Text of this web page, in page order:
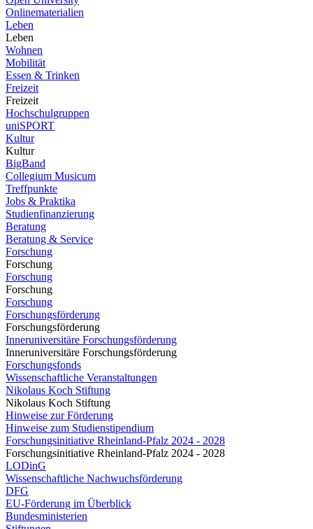
Onlinematerialien
Leben
Leben
Wohnen
Mobilität
Essen & Trinken
Freizeit
Freizeit
Hochschulgruppen
uniSPORT
Kultur
Kultur
BigBand
Collegium Musicum
Treffpunkte
Jobs & Praktika
Studienfinanzierung
Beratung
Beratung & Service
Forschung
Forschung
Forschung
Forschung
Forschung
Forschungsförderung
Forschungsförderung
Inneruniversitäre Forschungsförderung
Inneruniversitäre Forschungsförderung
Forschungsfonds
Wissenschaftliche Veranstaltungen
Nikolaus Koch Stiftung
Nikolaus Koch Stiftung
Hinweise zur Förderung
Hinweise zum Studienstipendium
Forschungsinitiative Rheinland-Pfalz 2024 - 2028
Forschungsinitiative Rheinland-Pfalz 2024 - 2028
LODinG
Wissenschaftliche Nachwuchsförderung
DFG
EU-Förderung im Überblick
Bundesministerien